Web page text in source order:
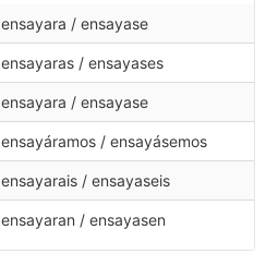
ensayara / ensayase
ensayaras / ensayases
ensayara / ensayase
ensayáramos / ensayásemos
ensayarais / ensayaseis
ensayaran / ensayasen